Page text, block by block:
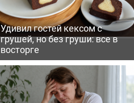
Удивил гостей кексом с
грушей, но без груши: все в
восторге